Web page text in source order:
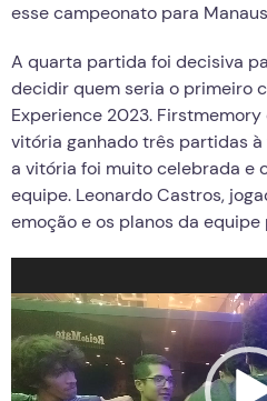
esse campeonato para
A quarta partida foi decisiva
decidir quem seria o primeiro
Experience 2023.
vitória ganhado três partidas
a vitória foi muito celebrada e
equipe. Leonardo Castros,
emoção e os planos da equipe
de